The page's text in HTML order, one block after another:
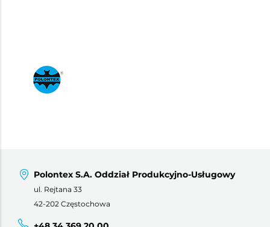
Polontex S.A. Oddział Produkcyjno-Usługowy
ul. Rejtana 33
42-202 Częstochowa